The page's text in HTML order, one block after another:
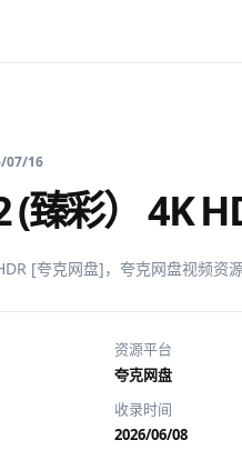
07/16
(臻彩） 4K
[夸克网盘]，夸克网盘视频资
资源平台
夸克网盘
收录时间
2026/06/08